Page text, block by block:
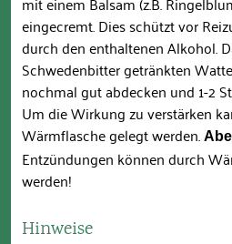
eingecremt. Dies schützt vor
durch den enthaltenen Alkohol.
Schwedenbitter getränkten
nochmal gut abdecken und 1-2
Um die Wirkung zu verstärken
Wärmflasche gelegt werden.
Entzündungen können durch
werden!
Hinweise